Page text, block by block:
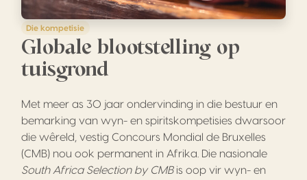
Die kompetisie
Globale blootstelling op
tuisgrond
Met meer as 30 jaar ondervinding in die bestuur en
bemarking van wyn- en spiritskompetisies dwarsoor
die wêreld, vestig Concours Mondial de Bruxelles
(CMB) nou ook permanent in Afrika. Die nasionale
South Africa Selection by CMBis oop vir wyn- en